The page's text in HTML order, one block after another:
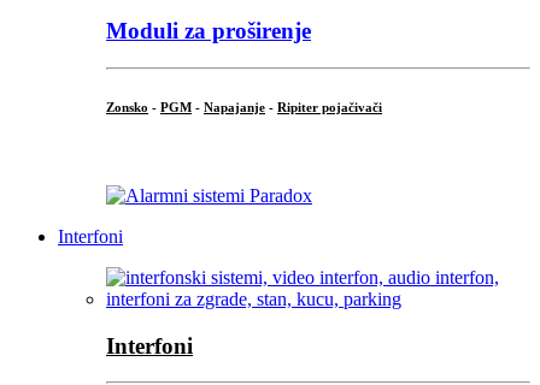
Moduli za proširenje
Zonsko - PGM - Napajanje - Ripiter pojačivači
Interfoni
Interfoni